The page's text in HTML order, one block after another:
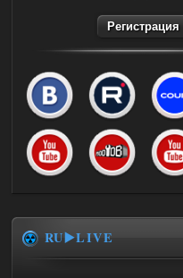
Регистрация
RU▶️LIVE